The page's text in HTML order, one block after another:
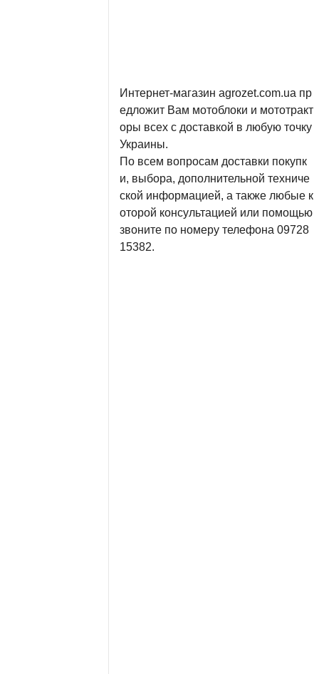
Интернет-магазин agrozet.com.ua пр
едложит Вам мотоблоки и мототракт
оры всех с доставкой в ​​любую точку
Украины.
По всем вопросам доставки покупк
и, выбора, дополнительной техниче
ской информацией, а также любые к
оторой консультацией или помощью
звоните по номеру телефона 09728
15382.